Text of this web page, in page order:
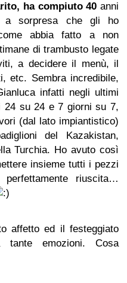
ha compiuto 40 anni
sorpresa che gli ho
abbia fatto a non
di trambusto legate
a decidere il menù, il
etc. Sembra incredibile,
infatti negli ultimi
24 su 24 e 7 giorni su 7,
(dal lato impiantistico)
del Kazakistan,
Turchia. Ho avuto così
insieme tutti i pezzi
riuscita…
affetto ed il festeggiato
emozioni. Cosa